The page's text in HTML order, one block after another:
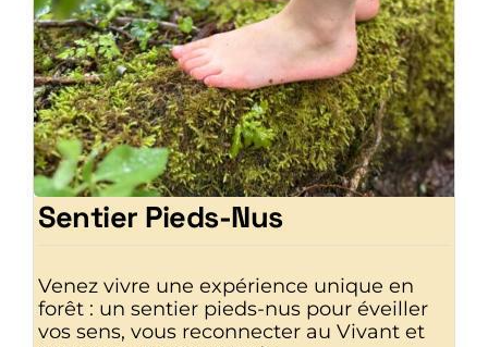
Sentier Pieds-Nus
Venez vivre une expérience unique en
forêt : un sentier pieds-nus pour éveiller
vos sens, vous reconnecter au Vivant et